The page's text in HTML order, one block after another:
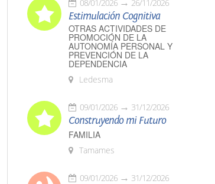
08/01/2026 26/11/2026
Estimulación Cognitiva
OTRAS ACTIVIDADES DE
PROMOCIÓN DE LA
AUTONOMÍA PERSONAL Y
PREVENCIÓN DE LA
DEPENDENCIA
Ledesma
09/01/2026 31/12/2026
Construyendo mi Futuro
FAMILIA
Tamames
09/01/2026 31/12/2026